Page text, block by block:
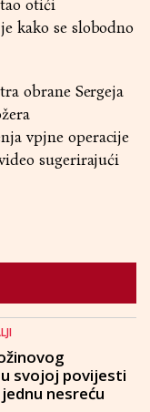
otići
kako se slobodno
obrane Sergeja
vpjne operacije
sugerirajući
svojoj povijesti
nesreću